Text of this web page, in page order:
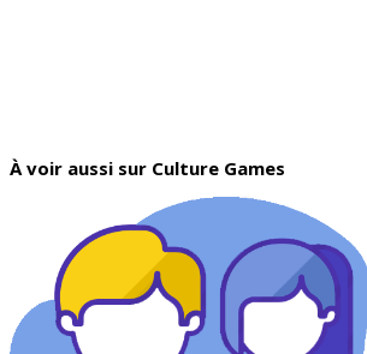
À voir aussi sur Culture Games